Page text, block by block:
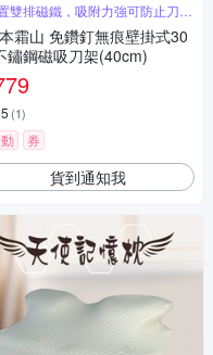
雙排磁鐵，吸附力強可防止刀具
霜山 免鑽釘無痕壁掛式30
鏽鋼磁吸刀架(40cm)
5 (1)
券
貨到通知我